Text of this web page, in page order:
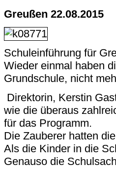
Greußen 22.08.2015
Schuleinführung für
Wieder einmal haben
Grundschule, nicht
Direktorin, Kerstin
wie die überaus
für das Programm.
Die Zauberer hatten
Als die Kinder in die
Genauso die